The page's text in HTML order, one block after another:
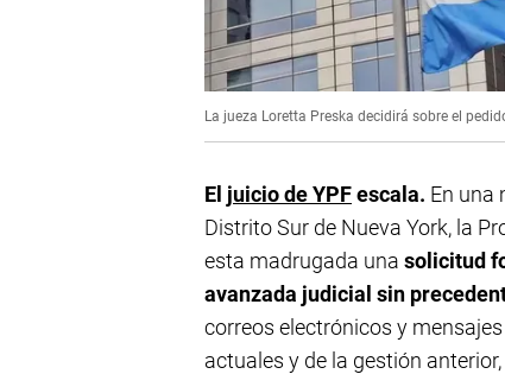
La jueza Loretta Preska decidirá sobre el
El juicio de YPFescala. En una
Distrito Sur de Nueva York, la
esta madrugada una solicitud
avanzada judicial sin
correos electrónicos y
actuales y de la gestión